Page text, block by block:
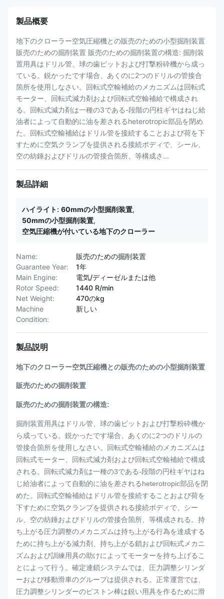
製品概要
地下のクローラー空気圧縮機との販売のための小型掘削装置
販売のための掘削装置 販売のための掘削装置の構造: 掘削装
置用具はドリル管、球の歯ビットおよび打撃粉砕機から成っ
ている。鋭かったです場合、あくのに2つのドリルの管接合
箇所を使用しなさい。回転式空輸補給のメカニズムは回転式
モーター、回転式減力剤および回転式空輸補給で構成され
る。回転式減力剤は一種の3である-段階の円柱ギヤはねじ給
油者によって自動的に油を差されるheterotropic部品を閉め
た。回転式空輸補給はドリル管を接続することおよび荷を下
すために空気クランプを提供される接続ボディで、シール、
空の紡錘およびドリルの管接合箇所、等構成さ...
製品詳細
ハイライト: 60mmの小型掘削装置,
50mmの小型掘削装置,
空気圧縮機が付いている地下のクローラー
Name:
販売のための掘削装置
Guarantee Year:
1年
Main Engine:
電気/ディーゼルまたは他
Rotor Speed:
1440 R/min
Net Weight:
470のkg
Machine
Condition:
新しい
製品説明
地下のクローラー空気圧縮機との販売のための小型掘削装置
販売のための掘削装置
販売のための掘削装置の構造:
掘削装置用具はドリル管、球の歯ビットおよび打撃粉砕機か
ら成っている。鋭かったです場合、あくのに2つのドリルの
管接合箇所を使用しなさい。回転式空輸補給のメカニズムは
回転式モーター、回転式減力剤および回転式空輸補給で構成
される。回転式減力剤は一種の3である-段階の円柱ギヤはね
じ給油者によって自動的に油を差されるheterotropic部品を閉
めた。回転式空輸補給はドリル管を接続することおよび荷を
下すために空気クランプを提供される接続ボディで、シー
ル、空の紡錘およびドリルの管接合箇所、等構成される。持
ち上がる圧力調整のメカニズムは持ち上がる行為を達成する
ために持ち上がる減力剤、持ち上がる鎖および回転式メカニ
ズムおよび訓練用具の助けによってモーターを持ち上げるこ
とによって行う。確定連鎖システムでは、圧力調整シリンダ
ーおよび移動滑車のグループは提供される。正常運営では、
圧力調整シリンダーのピストン棒は鋭い用具を作るために滑